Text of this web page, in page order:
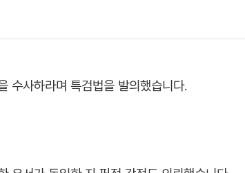
수사하라며 특검법을 발의했습니다.